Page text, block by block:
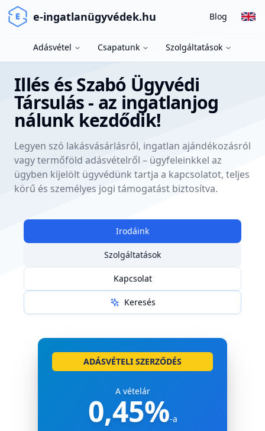
e-ingatlanügyvédek.hu Blog
Adásvétel Csapatunk Szolgáltatások
Illés és Szabó Ügyvédi
Társulás - az ingatlanjog
nálunk kezdődik!
Legyen szó lakásvásárlásról, ingatlan ajándékozásról
vagy termőföld adásvételről – ügyfeleinkkel az
ügyben kijelölt ügyvédünk tartja a kapcsolatot, teljes
körű és személyes jogi támogatást biztosítva.
Irodáink
Szolgáltatások
Kapcsolat
Keresés
ADÁSVÉTELI SZERZŐDÉS
A vételár
0,45%-a